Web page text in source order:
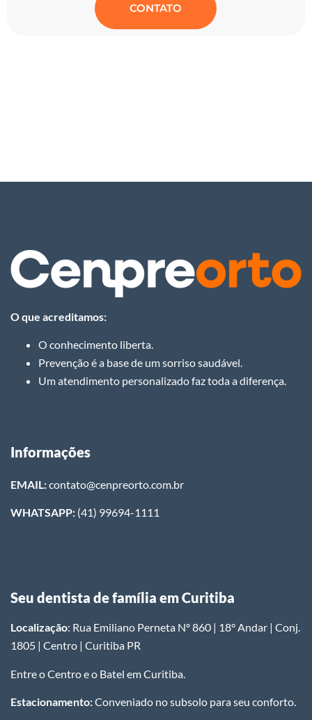
CONTATO
O que acreditamos:
O conhecimento liberta.
Prevenção é a base de um sorriso saudável.
Um atendimento personalizado faz toda a diferença.
Informações
EMAIL:contato@cenpreorto.com.br
WHATSAPP: (41) 99694-1111
Seu dentista de família em Curitiba
Localização: Rua Emiliano Perneta Nº 860 | 18° Andar | Conj.
1805 | Centro | Curitiba PR
Entre o Centro e o Batel em Curitiba.
Estacionamento:Conveniado no subsolo para seu conforto.